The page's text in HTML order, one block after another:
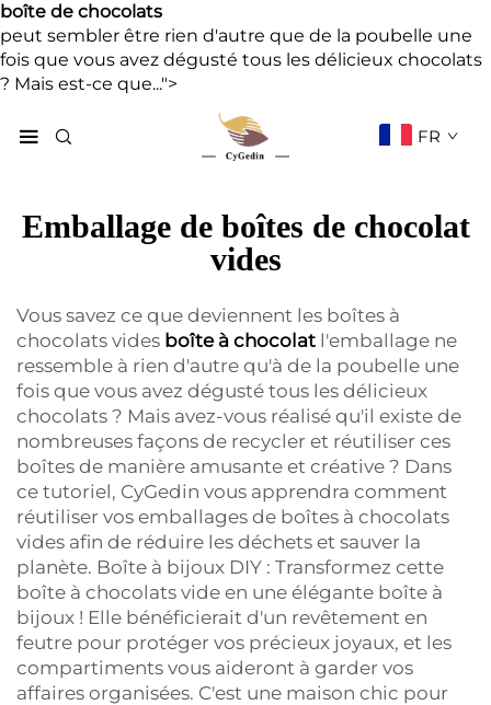
boîte de chocolats
peut sembler être rien d'autre que de la poubelle une
fois que vous avez dégusté tous les délicieux chocolats
? Mais est-ce que...">
FR
Emballage de boîtes de chocolat
vides
Vous savez ce que deviennent les boîtes à
chocolats vides boîte à chocolat l'emballage ne
ressemble à rien d'autre qu'à de la poubelle une
fois que vous avez dégusté tous les délicieux
chocolats ? Mais avez-vous réalisé qu'il existe de
nombreuses façons de recycler et réutiliser ces
boîtes de manière amusante et créative ? Dans
ce tutoriel, CyGedin vous apprendra comment
réutiliser vos emballages de boîtes à chocolats
vides afin de réduire les déchets et sauver la
planète. Boîte à bijoux DIY : Transformez cette
boîte à chocolats vide en une élégante boîte à
bijoux ! Elle bénéficierait d'un revêtement en
feutre pour protéger vos précieux joyaux, et les
compartiments vous aideront à garder vos
affaires organisées. C'est une maison chic pour